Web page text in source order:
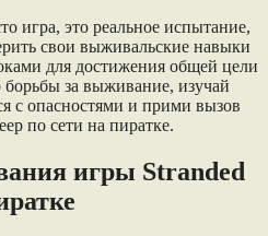
игра, это реальное испытание,
свои выживальские навыки
для достижения общей цели
за выживание, изучай
с опасностями и прими вызов
по сети на пиратке.
игры Stranded